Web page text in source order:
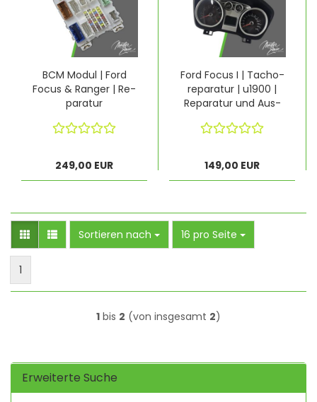
BCM Modul | Ford
Focus & Ran­ger | Re­
pa­ra­tur
249,00 EUR
Ford Focus I | Tacho­
re­pa­ra­tur | u1900 |
Re­pa­ra­tur und Aus­
149,00 EUR
Sortieren nach
Sortieren nach 16 pro Seite
pro Seite
1
1 bis 2 (von insgesamt 2)
Erweiterte Suche